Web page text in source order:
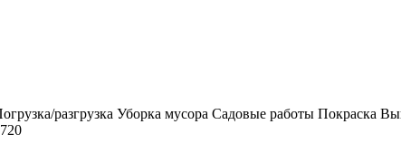
разгрузка Уборка мусора Садовые работы Покраска